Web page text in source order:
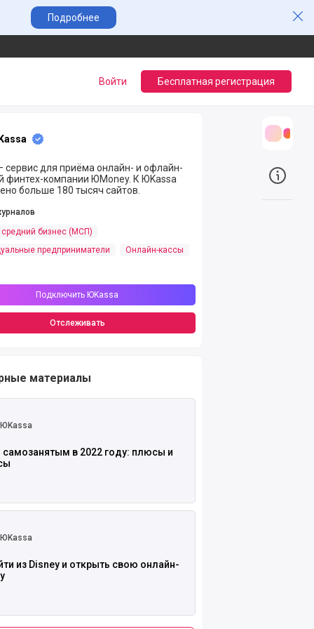
Подробнее
Войти Бесплатная регистрация
сервис для приёма онлайн- и офлайн-
финтех-компании ЮMoney. К ЮKassa
больше 180 тысяч сайтов.
бизнес (МСП)
предприниматели
Онлайн-кассы
Подключить ЮKassa
Отслеживать
материалы
ЮKassa
самозанятым в 2022 году: плюсы и
ЮKassa
из Disney и открыть свою онлайн-
О